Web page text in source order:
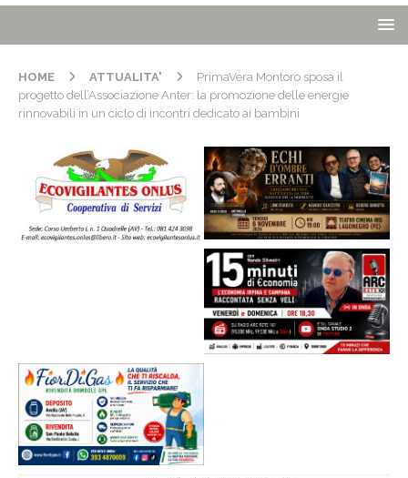
HOME ATTUALITA'
PrimaVera Montoro sposa il
progetto dell’Associazione Anter: la promozione delle energie
rinnovabili in un ciclo di incontri dedicato ai bambini